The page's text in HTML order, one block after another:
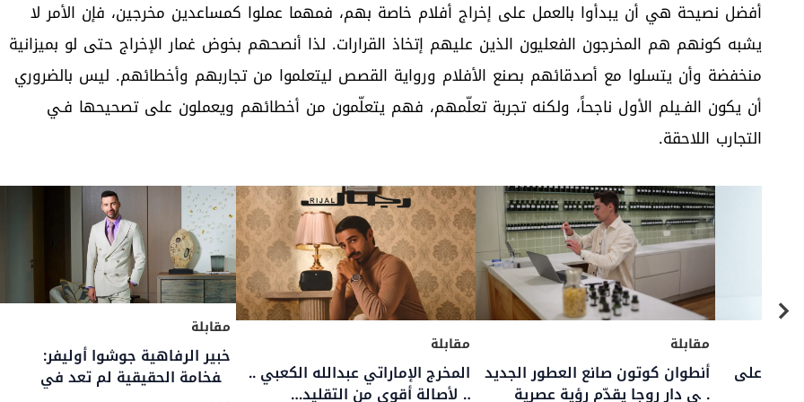
أفضل نصيحة هي أن يبدأوا بالعمل على إخراج أفلام خاصة بهم، فمهما عملوا كمساعدين مخرجين، فإن الأمر لا
يشبه كونهم هم المخرجون الفعليون الذين عليهم إتخاذ القرارات. لذا أنصحهم بخوض غمار الإخراج حتى لو بميزانية
منخفضة وأن يتسلوا مع أصدقائهم بصنع الأفلام ورواية القصص ليتعلموا من تجاربهم وأخطائهم. ليس بالضروري
أن يكون الفـيلم الأول ناجحاً، ولكنه تجربة تعلّمهم، فهم يتعلّمون من أخطائهم ويعملون على تصحيحها فـي
التجارب اللاحقة.
مقابلة
أنطوان كوتون صانع
في دار روجا يقدّم رؤية
أليكساندر علوم: “أعمل حاليًا على
مشروع عالمي سرّي للغاية”
لاعب البادل المحترف فرناندو
بيلاستغوين: “أفضل لحظة في
“مفتاح الأناقة
بين الموضة وما